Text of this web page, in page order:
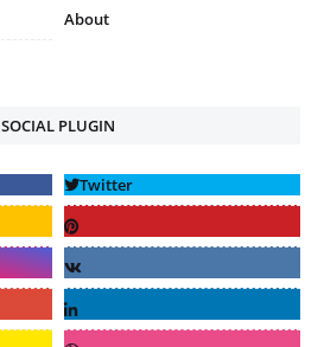
About
SOCIAL PLUGIN